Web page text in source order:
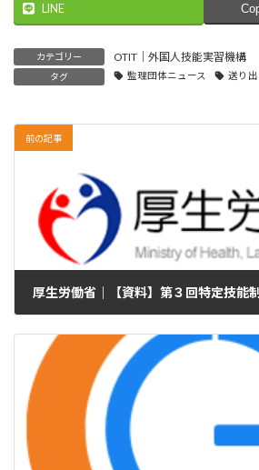
LINE
カテゴリー OTIT｜外国人技能実習機構
タグ 監理団体ニュース 送り
前の記事